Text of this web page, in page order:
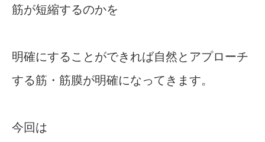
筋が短縮するのかを
明確にすることができれば自然とアプローチ
する筋・筋膜が明確になってきます。
今回は